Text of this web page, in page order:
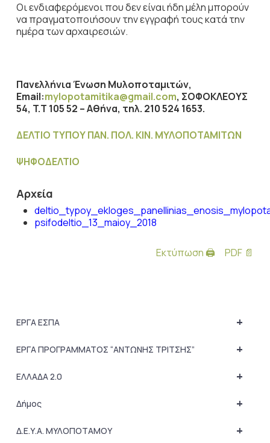
Οι ενδιαφερόμενοι που δεν είναι ήδη μέλη μπορούν
να πραγματοποιήσουν την εγγραφή τους κατά την
ημέρα των αρχαιρεσιών.
Πανελλήνια Ένωση Μυλοποταμιτών,
Email:mylopotamitika@gmail.com, ΣΟΦΟΚΛΕΟΥΣ
54, T.T 105 52 – Αθήνα, τηλ. 210 524 1653.
ΔΕΛΤΙΟ ΤΥΠΟΥ ΠΑΝ. ΠΟΛ. ΚΙΝ. ΜΥΛΟΠΟΤΑΜΙΤΩΝ
ΨΗΦΟΔΕΛΤΙΟ
Αρχεία
psifodeltio_13_maioy_2018
Εκτύπωση 🖨 PDF 📄
+
ΕΡΓΑ ΕΣΠΑ
+
ΕΡΓΑ ΠΡΟΓΡΑΜΜΑΤΟΣ “ΑΝΤΩΝΗΣ ΤΡΙΤΣΗΣ”
+
ΕΛΛΑΔΑ 2.0
+
Δήμος
+
Δ.Ε.Υ.Α. ΜΥΛΟΠΟΤΑΜΟΥ